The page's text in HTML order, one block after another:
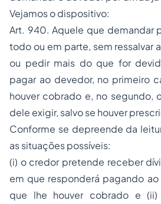
Vejamos o dispositivo:
Art. 940. Aquele que demandar
todo ou em parte, sem ressalvar
ou pedir mais do que for
pagar ao devedor, no primeiro
houver cobrado e, no segundo,
dele exigir, salvo se houver
Conforme se depreende da
as situações possíveis:
(i) o credor pretende receber
em que responderá pagando
que lhe houver cobrado e